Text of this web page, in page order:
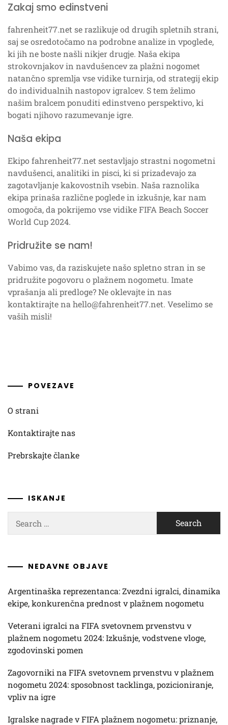
Zakaj smo edinstveni
fahrenheit77.net se razlikuje od drugih spletnih strani,
saj se osredotočamo na podrobne analize in vpoglede,
ki jih ne boste našli nikjer drugje. Naša ekipa
strokovnjakov in navdušencev za plažni nogomet
natančno spremlja vse vidike turnirja, od strategij ekip
do individualnih nastopov igralcev. S tem želimo
našim bralcem ponuditi edinstveno perspektivo, ki
bogati njihovo razumevanje igre.
Naša ekipa
Ekipo fahrenheit77.net sestavljajo strastni nogometni
navdušenci, analitiki in pisci, ki si prizadevajo za
zagotavljanje kakovostnih vsebin. Naša raznolika
ekipa prinaša različne poglede in izkušnje, kar nam
omogoča, da pokrijemo vse vidike FIFA Beach Soccer
World Cup 2024.
Pridružite se nam!
Vabimo vas, da raziskujete našo spletno stran in se
pridružite pogovoru o plažnem nogometu. Imate
vprašanja ali predloge? Ne oklevajte in nas
kontaktirajte na hello@fahrenheit77.net. Veselimo se
vaših misli!
POVEZAVE
O strani
Kontaktirajte nas
Prebrskajte članke
ISKANJE
for:
NEDAVNE OBJAVE
Argentinaška reprezentanca: Zvezdni igralci, dinamika
ekipe, konkurenčna prednost v plažnem nogometu
Veterani igralci na FIFA svetovnem prvenstvu v
plažnem nogometu 2024: Izkušnje, vodstvene vloge,
zgodovinski pomen
Zagovorniki na FIFA svetovnem prvenstvu v plažnem
nogometu 2024: sposobnost tacklinga, pozicioniranje,
vpliv na igre
Igralske nagrade v FIFA plažnem nogometu: priznanje,